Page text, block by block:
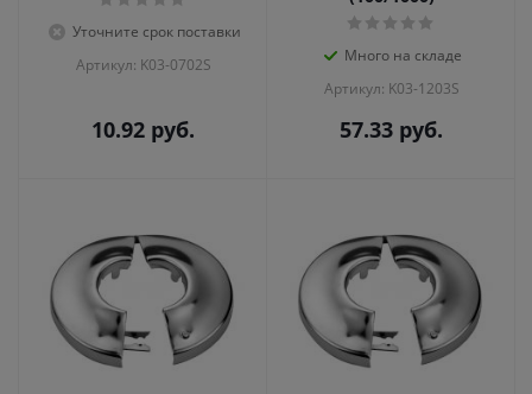
Уточните срок поставки
Артикул: K03-0702S
10.92 руб.
Много на складе
Артикул: K03-1203S
57.33 руб.